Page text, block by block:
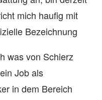
mich haufig mit
Bezeichnung
was von Schierz
Job als
in dem Bereich